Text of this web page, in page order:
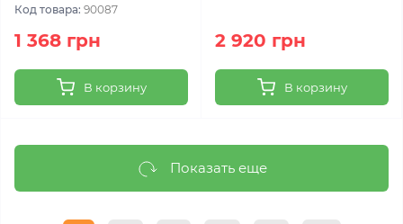
Код товара: 90087
1 368 грн
В корзину
2 920 грн
В корзину
Показать еще